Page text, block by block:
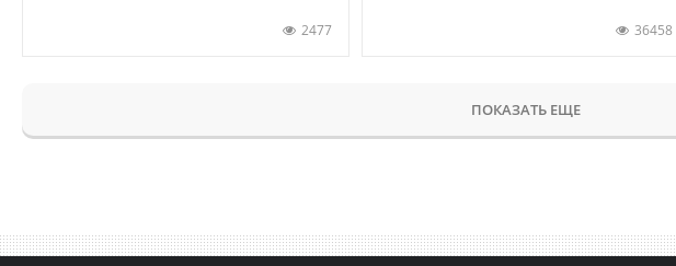
2477 36458
ПОКАЗАТЬ ЕЩЕ